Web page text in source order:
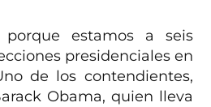
estamos a seis
presidenciales en
de los contendientes,
Obama, quien lleva